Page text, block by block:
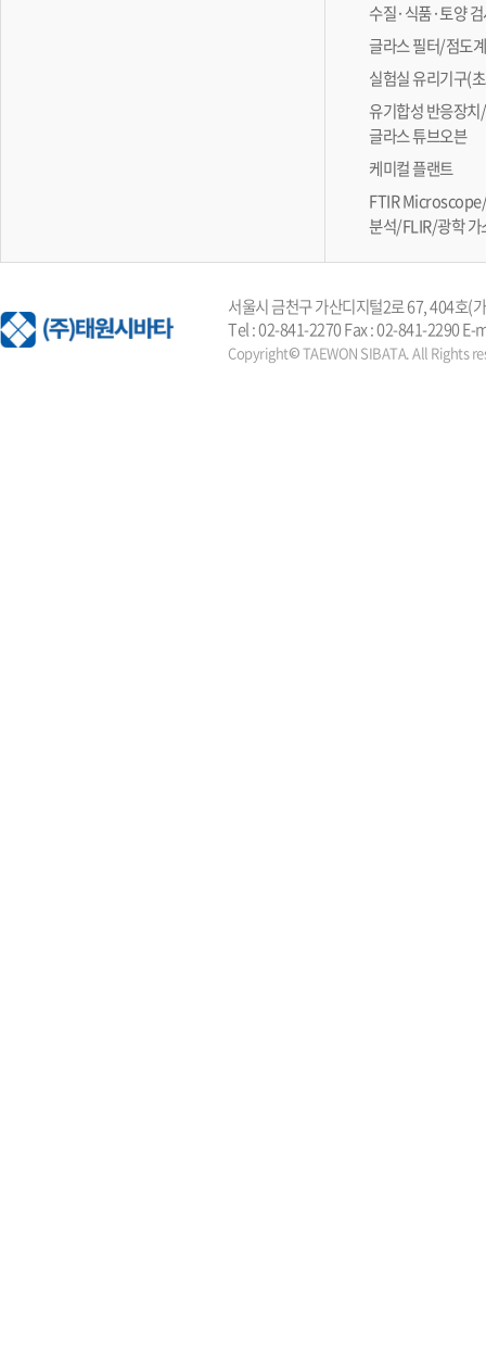
수질·식품·토양
글라스 필터/점도
실험실 유리기구(
유기합성 반응장
글라스 튜브오븐
케미컬 플랜트
FTIR
분석/FLIR/광학 가
서울시 금천구 가산디지털2로 67, 404호(
Tel : 02-841-2270 Fax : 02-841-2290
Copyright© TAEWON SIBATA. All Rights